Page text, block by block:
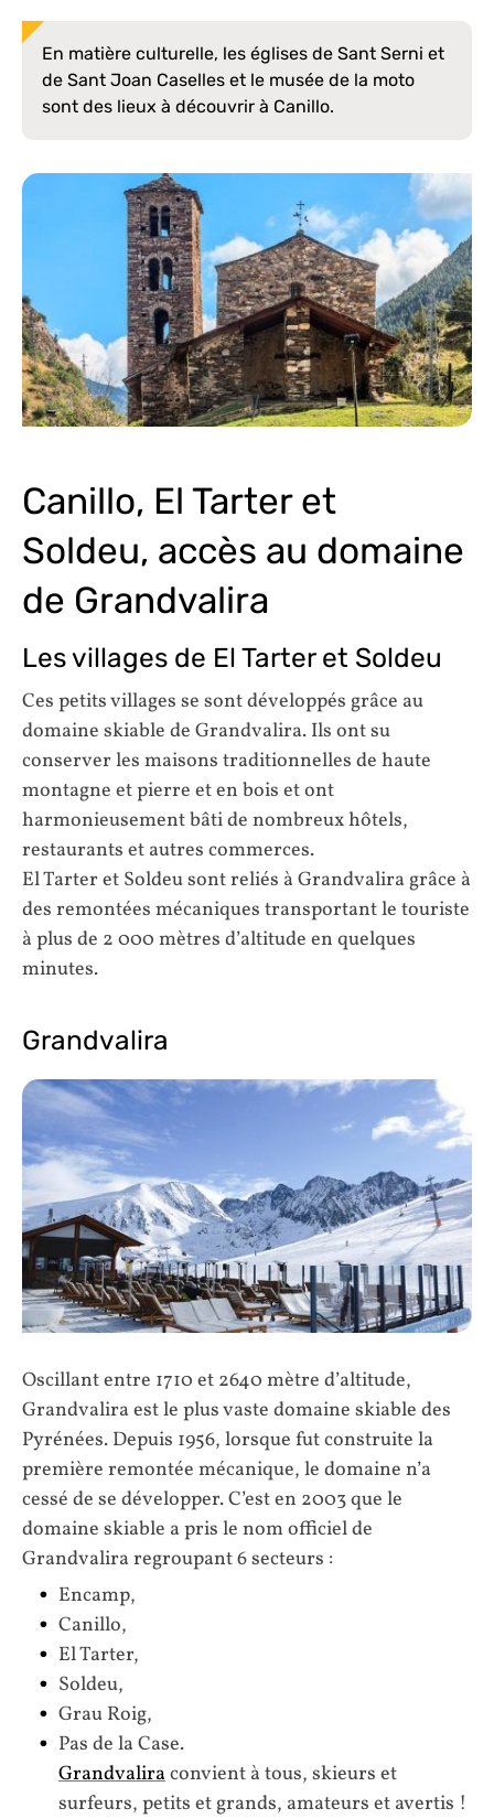
En matière culturelle, les églises de Sant Serni et
de Sant Joan Caselles et le musée de la moto
sont des lieux à découvrir à Canillo.
Canillo, El Tarter et
Soldeu, accès au domaine
de Grandvalira
Les villages de El Tarter et Soldeu
Ces petits villages se sont développés grâce au
domaine skiable de Grandvalira. Ils ont su
conserver les maisons traditionnelles de haute
montagne et pierre et en bois et ont
harmonieusement bâti de nombreux hôtels,
restaurants et autres commerces.
El Tarter et Soldeu sont reliés à Grandvalira grâce à
des remontées mécaniques transportant le touriste
à plus de 2 000 mètres d’altitude en quelques
minutes.
Grandvalira
Oscillant entre 1710 et 2640 mètre d’altitude,
Grandvalira est le plus vaste domaine skiable des
Pyrénées. Depuis 1956, lorsque fut construite la
première remontée mécanique, le domaine n’a
cessé de se développer. C’est en 2003 que le
domaine skiable a pris le nom officiel de
Grandvalira regroupant 6 secteurs :
Encamp,
Canillo,
El Tarter,
Soldeu,
Grau Roig,
Pas de la Case.
Grandvaliraconvient à tous, skieurs et
surfeurs, petits et grands, amateurs et avertis !